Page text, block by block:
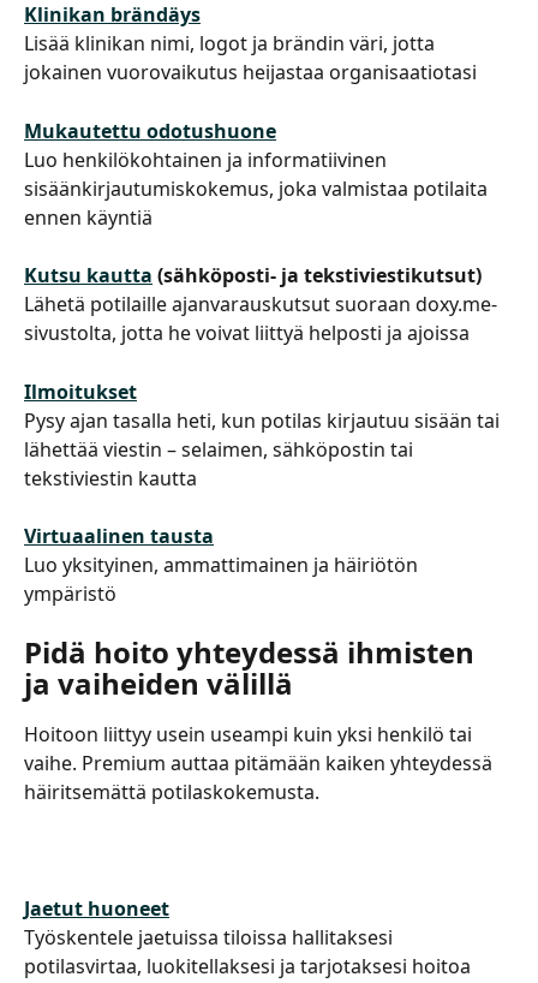
Klinikan brändäys
Lisää klinikan nimi, logot ja brändin väri, jotta
jokainen vuorovaikutus heijastaa organisaatiotasi
Mukautettu odotushuone
Luo henkilökohtainen ja informatiivinen
sisäänkirjautumiskokemus, joka valmistaa potilaita
ennen käyntiä
Kutsu kautta (sähköposti- ja tekstiviestikutsut)
Lähetä potilaille ajanvarauskutsut suoraan doxy.me-
sivustolta, jotta he voivat liittyä helposti ja ajoissa
Ilmoitukset
Pysy ajan tasalla heti, kun potilas kirjautuu sisään tai
lähettää viestin – selaimen, sähköpostin tai
tekstiviestin kautta
Virtuaalinen tausta
Luo yksityinen, ammattimainen ja häiriötön
ympäristö
Pidä hoito yhteydessä ihmisten
ja vaiheiden välillä
Hoitoon liittyy usein useampi kuin yksi henkilö tai
vaihe. Premium auttaa pitämään kaiken yhteydessä
häiritsemättä potilaskokemusta.
Jaetut huoneet
Työskentele jaetuissa tiloissa hallitaksesi
potilasvirtaa, luokitellaksesi ja tarjotaksesi hoitoa